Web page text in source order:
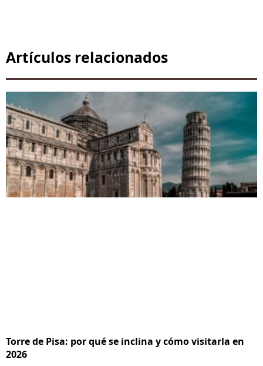
Artículos relacionados
Torre de Pisa: por qué se inclina y cómo visitarla en
2026